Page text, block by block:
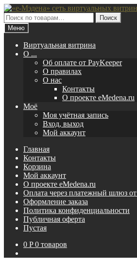
Перейти
к
навигации
Перейти
к
содержимому
Искать:
Поиск
Меню
Виртуальная витрина
O ...
Об оплате от PayKeeper
О правилах
О нас
Контакты
О проекте eMedena.ru
Моё
Моя учётная запись
Вход, выход
Мой аккаунт
Главная
Контакты
Корзина
Мой аккаунт
О проекте eMedena.ru
Оплата через платежный шлюз
Оформление заказа
Политика конфиденциальности
Публичная оферта
Пустая
0 P 0 товаров